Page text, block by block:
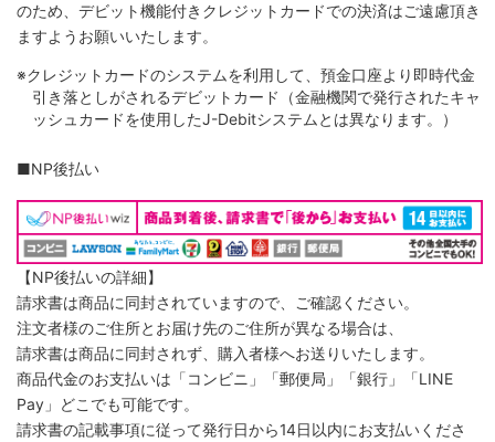
のため、デビット機能付きクレジットカードでの決済はご遠慮頂き
ますようお願いいたします。
※クレジットカードのシステムを利用して、預金口座より即時代金
引き落としがされるデビットカード（金融機関で発行されたキャ
ッシュカードを使用したJ-Debitシステムとは異なります。）
■NP後払い
【NP後払いの詳細】
請求書は商品に同封されていますので、ご確認ください。
注文者様のご住所とお届け先のご住所が異なる場合は、
請求書は商品に同封されず、購入者様へお送りいたします。
商品代金のお支払いは「コンビニ」「郵便局」「銀行」「LINE
Pay」どこでも可能です。
請求書の記載事項に従って発行日から14日以内にお支払いくださ